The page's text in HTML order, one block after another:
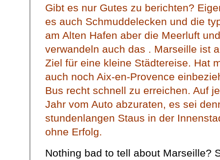
Gibt es nur Gutes zu berichten?
es auch Schmuddelecken und die
am Alten Hafen aber die Meerluft
verwandeln auch das . Marseille ist
Ziel für eine kleine Städtereise. Hat
auch noch Aix-en-Provence
Bus recht schnell zu erreichen. Auf
Jahr vom Auto abzuraten, es sei
stundenlangen Staus in der
ohne Erfolg.
Nothing bad to tell about Marseille?